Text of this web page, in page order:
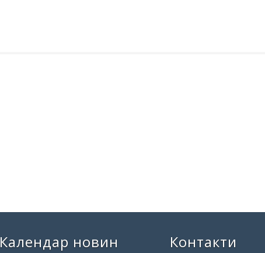
Календар новин Контакти